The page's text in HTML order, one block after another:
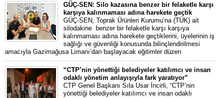
GÜÇ-SEN: Silo kazasına benzer bir felaketle karşı
karşıya kalınmaması adına harekete geçtik
GÜÇ-SEN, Toprak Ürünleri Kurumu’na (TÜK) ait
silodakine benzer bir felaketle karşı karşıya
kalınmaması adına harekete geçtiklerini, üyelerinin iş
sağlığı ve güvenliği konusunda bilinçlendirilmesi
amacıyla Gazimağusa Limanı’dan başlayacak eğitimler düzen
“CTP’nin yönettiği belediyeler katılımcı ve insan
odaklı yönetim anlayışıyla fark yaratıyor”
CTP Genel Başkanı Sıla Usar İncirli, “CTP’nin
yönettiği belediyeler katılımcı ve insan odaklı